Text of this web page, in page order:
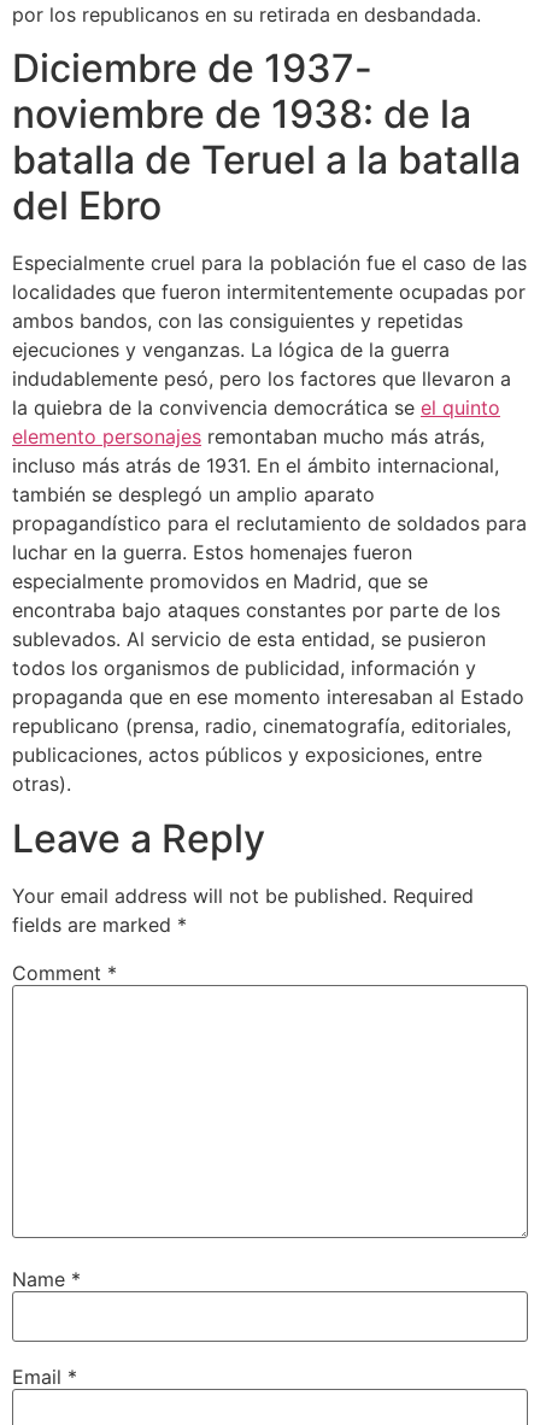
por los republicanos en su retirada en desbandada.
Diciembre de 1937-
noviembre de 1938: de la
batalla de Teruel a la batalla
del Ebro
Especialmente cruel para la población fue el caso de las
localidades que fueron intermitentemente ocupadas por
ambos bandos, con las consiguientes y repetidas
ejecuciones y venganzas. La lógica de la guerra
indudablemente pesó, pero los factores que llevaron a
la quiebra de la convivencia democrática se el quinto
elemento personajes remontaban mucho más atrás,
incluso más atrás de 1931. En el ámbito internacional,
también se desplegó un amplio aparato
propagandístico para el reclutamiento de soldados para
luchar en la guerra. Estos homenajes fueron
especialmente promovidos en Madrid, que se
encontraba bajo ataques constantes por parte de los
sublevados. Al servicio de esta entidad, se pusieron
todos los organismos de publicidad, información y
propaganda que en ese momento interesaban al Estado
republicano (prensa, radio, cinematografía, editoriales,
publicaciones, actos públicos y exposiciones, entre
otras).
Leave a Reply
Your email address will not be published. Required
fields are marked *
Comment *
Name *
Email *